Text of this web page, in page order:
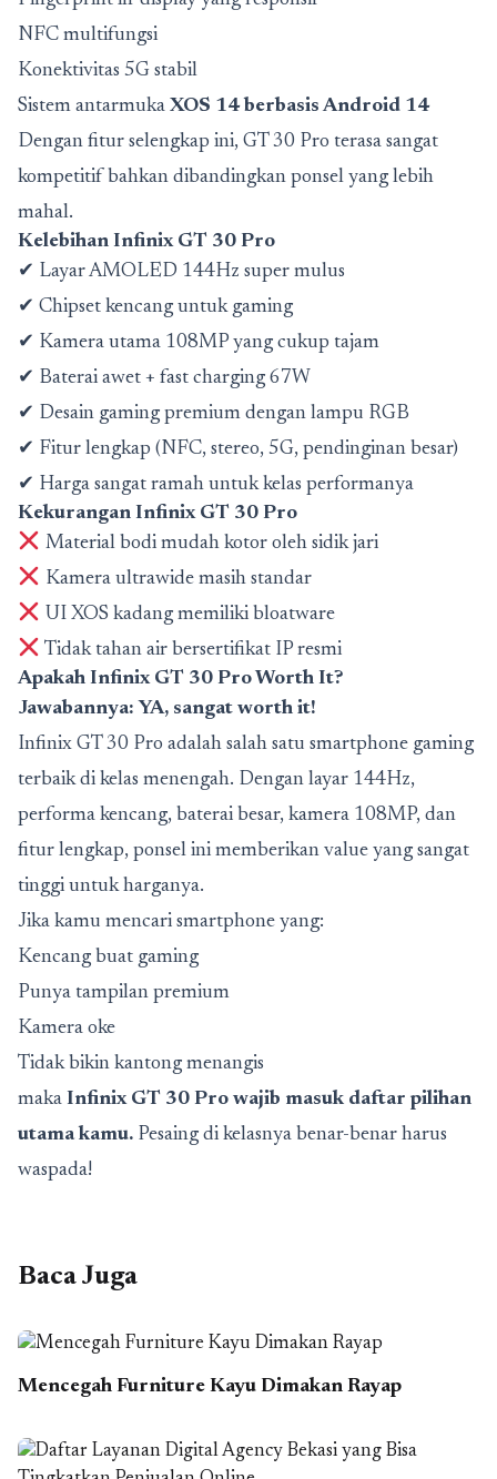
NFC multifungsi
Konektivitas 5G stabil
Sistem antarmuka XOS 14 berbasis Android 14
Dengan fitur selengkap ini, GT 30 Pro terasa sangat
kompetitif bahkan dibandingkan ponsel yang lebih
mahal.
Kelebihan Infinix GT 30 Pro
✔ Layar AMOLED 144Hz super mulus
✔ Chipset kencang untuk gaming
✔ Kamera utama 108MP yang cukup tajam
✔ Baterai awet + fast charging 67W
✔ Desain gaming premium dengan lampu RGB
✔ Fitur lengkap (NFC, stereo, 5G, pendinginan besar)
✔ Harga sangat ramah untuk kelas performanya
Kekurangan Infinix GT 30 Pro
Material bodi mudah kotor oleh sidik jari
Kamera ultrawide masih standar
UI XOS kadang memiliki bloatware
Tidak tahan air bersertifikat IP resmi
Apakah Infinix GT 30 Pro Worth It?
Jawabannya: YA, sangat worth it!
Infinix GT 30 Pro adalah salah satu smartphone gaming
terbaik di kelas menengah. Dengan layar 144Hz,
performa kencang, baterai besar, kamera 108MP, dan
fitur lengkap, ponsel ini memberikan value yang sangat
tinggi untuk harganya.
Jika kamu mencari smartphone yang:
Kencang buat gaming
Punya tampilan premium
Kamera oke
Tidak bikin kantong menangis
maka Infinix GT 30 Pro wajib masuk daftar pilihan
utama kamu. Pesaing di kelasnya benar-benar harus
waspada!
Baca Juga
Mencegah Furniture Kayu Dimakan Rayap